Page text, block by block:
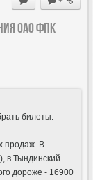
ОАО ФПК
билеты.
продаж. В
в Тындинский
дороже - 16900